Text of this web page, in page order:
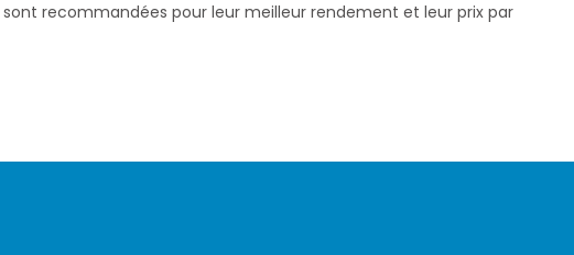
recommandées pour leur meilleur rendement et leur prix par